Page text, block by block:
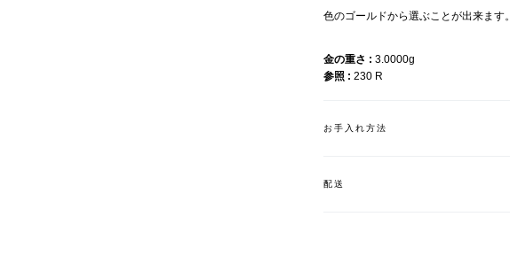
色のゴールドから選ぶことが出来ます。
金の重さ
3.0000g
参照
230 R
お手入れ方法
配送